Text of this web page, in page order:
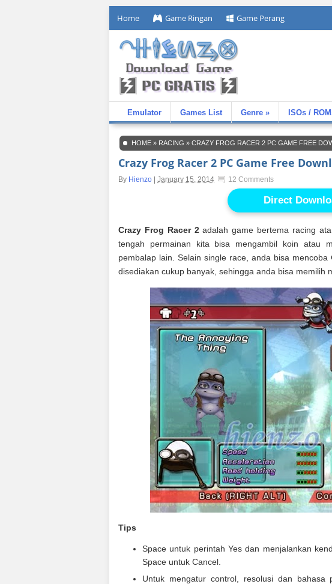
Home Game Ringan Game Perang
Emulator Games List Genre » ISOs /
HOME » RACING » CRAZY FROG RACER 2 PC GAME FREE
Crazy Frog Racer 2 PC Game Free
By Hienzo January 15, 2014 12 Comments
Direct
Crazy Frog Racer 2adalah game bertema racing
tengah permainan kita bisa mengambil koin atau
pembalap lain. Selain single race, anda bisa
disediakan cukup banyak, sehingga anda bisa memilih
Tips
Space untuk perintah Yes dan menjalankan
Space untuk Cancel.
Untuk mengatur control, resolusi dan